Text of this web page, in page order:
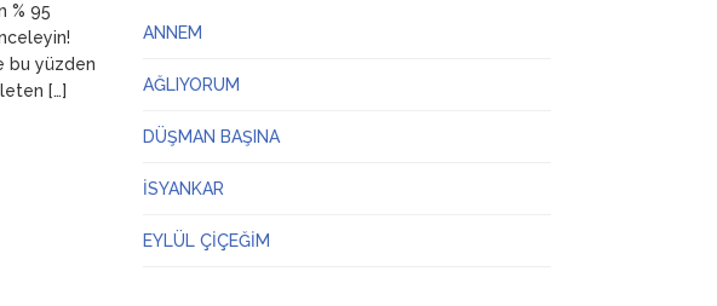
% 95
bu yüzden
[…]
ANNEM
AĞLIYORUM
DÜŞMAN BAŞINA
İSYANKAR
EYLÜL ÇİÇEĞİM